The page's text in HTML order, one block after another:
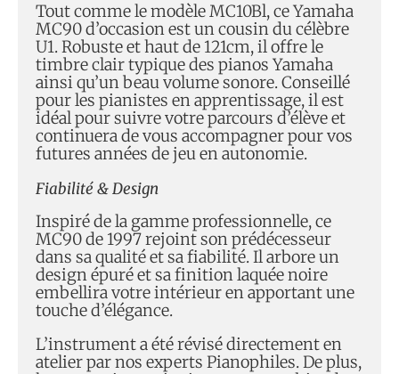
Tout comme le modèle MC10Bl, ce Yamaha
MC90 d’occasion est un cousin du célèbre
U1. Robuste et haut de 121cm, il offre le
timbre clair typique des pianos Yamaha
ainsi qu’un beau volume sonore. Conseillé
pour les pianistes en apprentissage, il est
idéal pour suivre votre parcours d’élève et
continuera de vous accompagner pour vos
futures années de jeu en autonomie.
Fiabilité & Design
Inspiré de la gamme professionnelle, ce
MC90 de 1997 rejoint son prédécesseur
dans sa qualité et sa fiabilité. Il arbore un
design épuré et sa finition laquée noire
embellira votre intérieur en apportant une
touche d’élégance.
L’instrument a été révisé directement en
atelier par nos experts Pianophiles. De plus,